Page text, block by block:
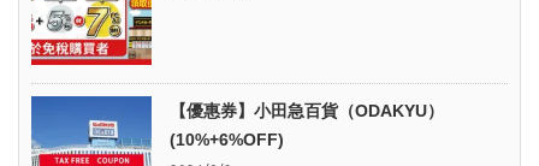
【優惠券】小田急百貨（ODAKYU）
(10%+6%OFF)